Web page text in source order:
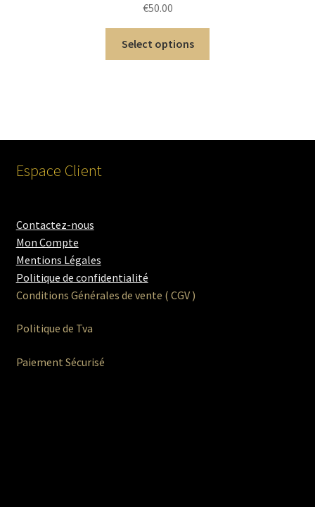
€50.00
Select options
Espace Client
Contactez-nous
Mon Compte
Mentions Légales
Politique de confidentialité
Conditions Générales de vente ( CGV )
Politique de Tva
Paiement Sécurisé